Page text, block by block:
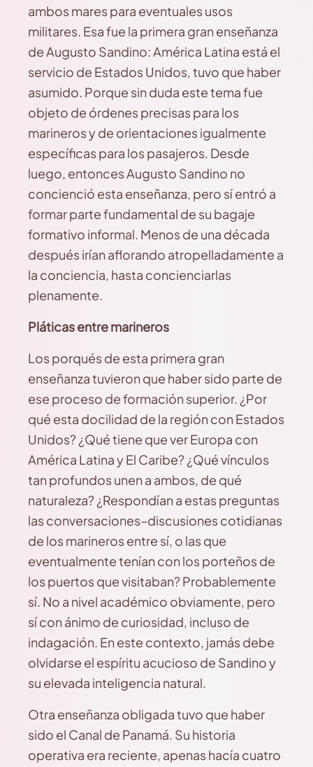
ambos mares para eventuales usos
militares. Esa fue la primera gran enseñanza
de Augusto Sandino: América Latina está el
servicio de Estados Unidos, tuvo que haber
asumido. Porque sin duda este tema fue
objeto de órdenes precisas para los
marineros y de orientaciones igualmente
específicas para los pasajeros. Desde
luego, entonces Augusto Sandino no
concienció esta enseñanza, pero sí entró a
formar parte fundamental de su bagaje
formativo informal. Menos de una década
después irían aflorando atropelladamente a
la conciencia, hasta concienciarlas
plenamente.
Pláticas entre marineros
Los porqués de esta primera gran
enseñanza tuvieron que haber sido parte de
ese proceso de formación superior. ¿Por
qué esta docilidad de la región con Estados
Unidos? ¿Qué tiene que ver Europa con
América Latina y El Caribe? ¿Qué vínculos
tan profundos unen a ambos, de qué
naturaleza? ¿Respondían a estas preguntas
las conversaciones–discusiones cotidianas
de los marineros entre sí, o las que
eventualmente tenían con los porteños de
los puertos que visitaban? Probablemente
sí. No a nivel académico obviamente, pero
sí con ánimo de curiosidad, incluso de
indagación. En este contexto, jamás debe
olvidarse el espíritu acucioso de Sandino y
su elevada inteligencia natural.
Otra enseñanza obligada tuvo que haber
sido el Canal de Panamá. Su historia
operativa era reciente, apenas hacía cuatro